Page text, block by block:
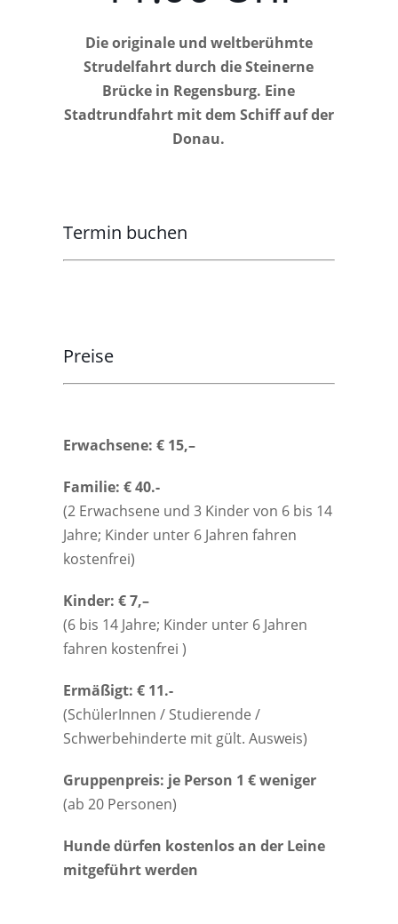
Die originale und weltberühmte
Strudelfahrt durch die Steinerne
Brücke in Regensburg. Eine
Stadtrundfahrt mit dem Schiff auf der
Donau.
Termin buchen
Preise
Erwachsene: € 15,–
Familie: € 40.-
(2 Erwachsene und 3 Kinder von 6 bis 14
Jahre; Kinder unter 6 Jahren fahren
kostenfrei)
Kinder: € 7,–
(6 bis 14 Jahre; Kinder unter 6 Jahren
fahren kostenfrei )
Ermäßigt: € 11.-
(SchülerInnen / Studierende /
Schwerbehinderte mit gült. Ausweis)
Gruppenpreis: je Person 1 € weniger
(ab 20 Personen)
Hunde dürfen kostenlos an der Leine
mitgeführt werden